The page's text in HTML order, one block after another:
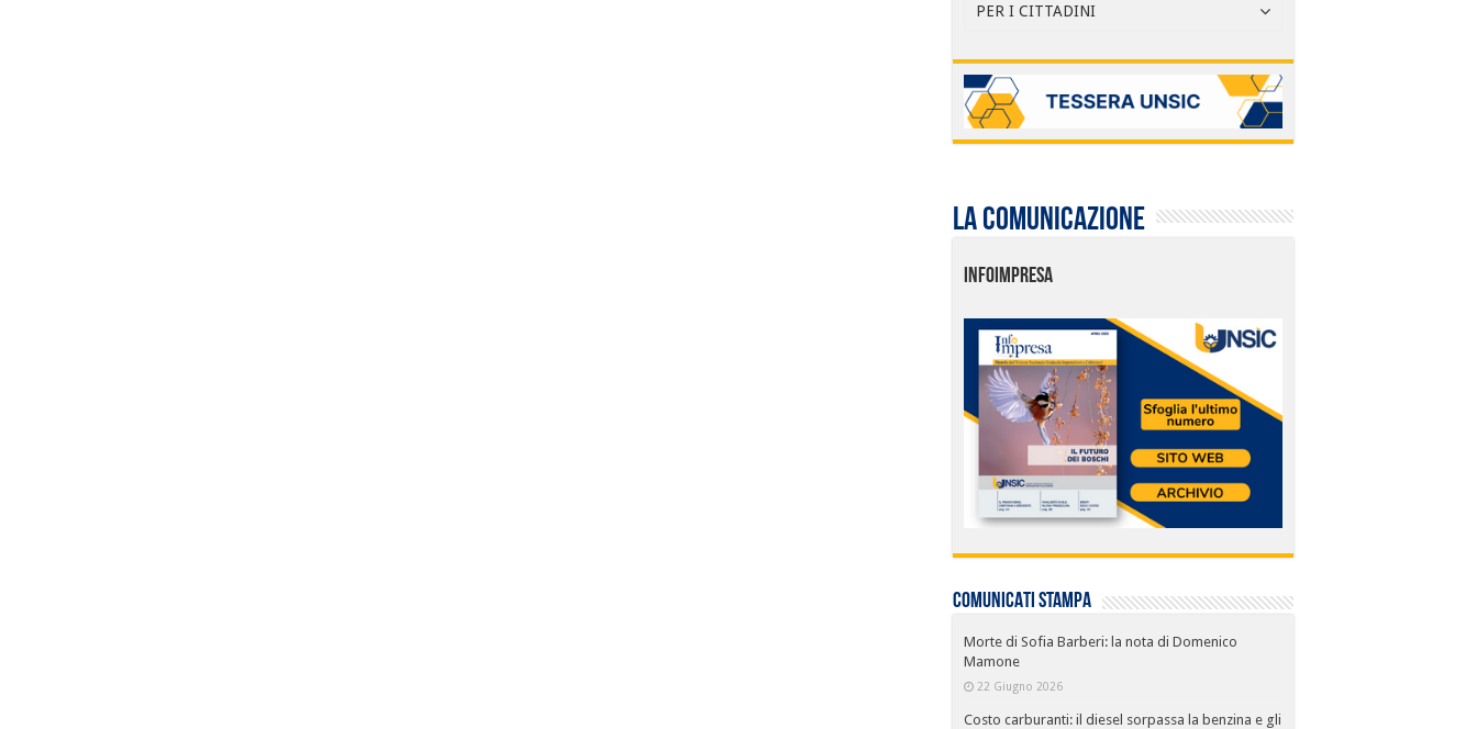
PER I CITTADINI
La comunicazione
INFOIMPRESA
COMUNICATI STAMPA
Morte di Sofia Barberi: la nota di Domenico
Mamone
22 Giugno 2026
Costo carburanti: il diesel sorpassa la benzina e gli